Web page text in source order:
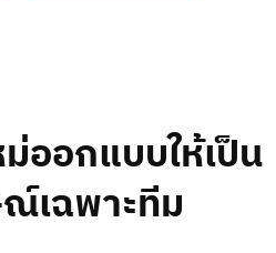
ออกแบบให้เป็น
เฉพาะทีม